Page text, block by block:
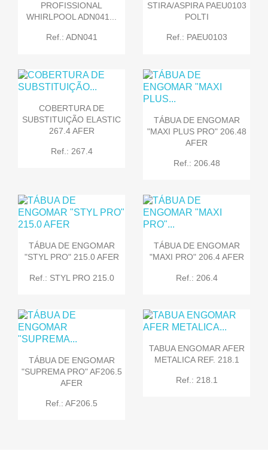
PROFISSIONAL
WHIRLPOOL ADN041...
Ref.: ADN041
STIRA/ASPIRA PAEU0103
POLTI
Ref.: PAEU0103
COBERTURA DE
SUBSTITUIÇÃO ELASTIC
267.4 AFER
Ref.: 267.4
TÁBUA DE ENGOMAR
"MAXI PLUS PRO" 206.48
AFER
Ref.: 206.48
TÁBUA DE ENGOMAR
"STYL PRO" 215.0 AFER
Ref.: STYL PRO 215.0
TÁBUA DE ENGOMAR
"MAXI PRO" 206.4 AFER
Ref.: 206.4
TÁBUA DE ENGOMAR
"SUPREMA PRO" AF206.5
AFER
Ref.: AF206.5
TABUA ENGOMAR AFER
METALICA REF. 218.1
Ref.: 218.1